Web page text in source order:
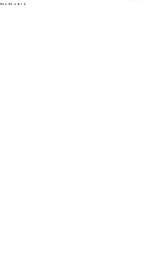
PARANÁ